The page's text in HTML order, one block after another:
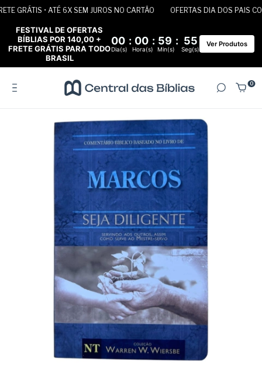
GRÁTIS • ATÉ 6X SEM JUROS NO CARTÃO OFERTAS DIA DOS PAIS
FESTIVAL DE OFERTAS
BÍBLIAS POR 140,00 +
FRETE GRÁTIS PARA TODO
BRASIL
00 : 00 : 59 : 55
Dia(s) Hora(s) Min(s) Seg(s)
Ver Produtos
0